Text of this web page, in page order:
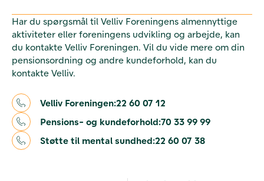
Har du spørgsmål til Velliv Foreningens almennyttige
aktiviteter eller foreningens udvikling og arbejde, kan
du kontakte Velliv Foreningen. Vil du vide mere om din
pensionsordning og andre kundeforhold, kan du
kontakte Velliv.
Velliv Foreningen:22 60 07 12
Pensions- og kundeforhold:70 33 99 99
Støtte til mental sundhed:22 60 07 38